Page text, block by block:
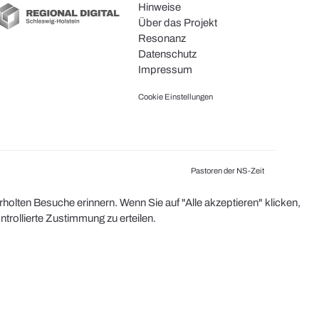
Hinweise
Über das Projekt
Resonanz
Datenschutz
Impressum
Cookie Einstellungen
Pastoren der NS-Zeit
Besuche erinnern. Wenn Sie auf "Alle akzeptieren" klicken,
Zustimmung zu erteilen.